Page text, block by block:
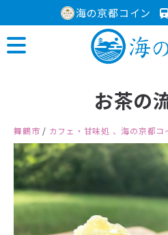
海の京都コイン
お茶の
舞鶴市 / カフェ・甘味処 、海の京都コ